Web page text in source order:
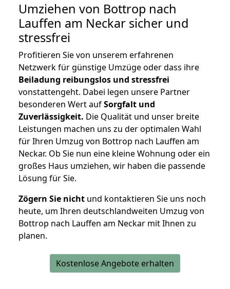
Umziehen von Bottrop nach
Lauffen am Neckar sicher und
stressfrei
Profitieren Sie von unserem erfahrenen
Netzwerk für günstige Umzüge oder dass ihre
Beiladung reibungslos und stressfrei
vonstattengeht. Dabei legen unsere Partner
besonderen Wert aufSorgfalt und
Zuverlässigkeit. Die Qualität und unser breite
Leistungen machen uns zu der optimalen Wahl
für Ihren Umzug von Bottrop nach Lauffen am
Neckar. Ob Sie nun eine kleine Wohnung oder ein
großes Haus umziehen, wir haben die passende
Lösung für Sie.
Zögern Sie nicht und kontaktieren Sie uns noch
heute, um Ihren deutschlandweiten Umzug von
Bottrop nach Lauffen am Neckar mit Ihnen zu
planen.
Kostenlose Angebote erhalten